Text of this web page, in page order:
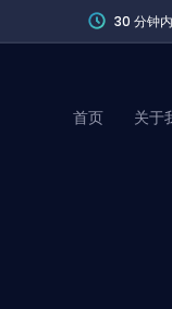
30 分钟内
首页 关于